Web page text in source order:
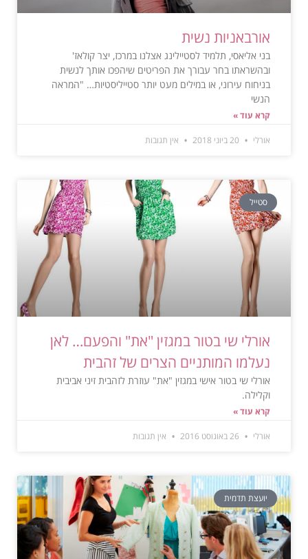
אורבאניות נשית
בני אליאסי, תלמיד לסטיילינג אצלנו במרכז, יצר קולאז'
ובהשראתו בחר עבורך את הפריטים שיהפכו אותך לנשית
בניחוח עירוני, או במילים מעט יותר סטייליסטיות… "המראה
הנשי
קרא עוד »
אורלי אין תגובות
סטייל
אורלי שי בטור במגזין "את" והפעם… לאן
נעלמו המותניים הצרים של זהבית
אורלי שי בטור אישי במגזין "את" עוזרת לזהבית זיני אביבית
וקלילה.
קרא עוד »
אורלי אין תגובות
יועצת תדמית